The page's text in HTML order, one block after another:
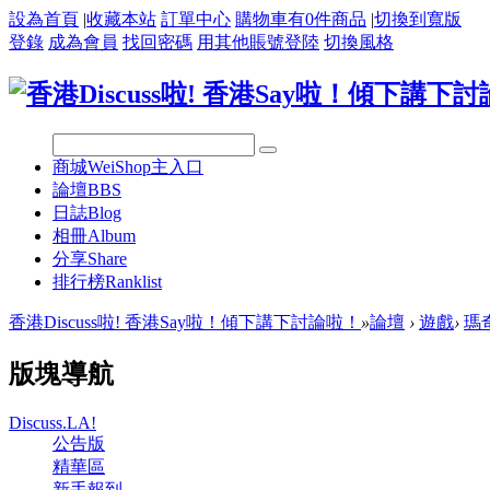
設為首頁 |收藏本站 訂單中心 購物車有0件商品 |切換到寬版
登錄 成為會員 找回密碼 用其他賬號登陸 切換風格
商城WeiShop主入口
論壇BBS
日誌Blog
相冊Album
分享Share
排行榜Ranklist
香港Discuss啦! 香港Say啦！傾下講下討論啦！ »論壇 › 遊戲› 瑪
版塊導航
Discuss.LA!
公告版
精華區